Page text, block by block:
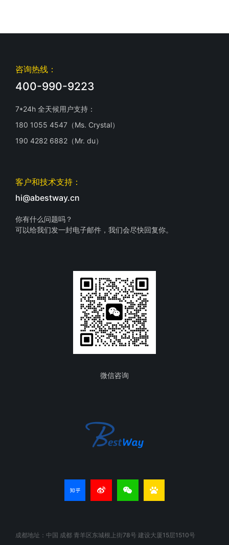
咨询热线：
400-990-9223
7*24h 全天候用户支持：
180 1055 4547（Ms. Crystal）
190 4282 6882（Mr. du）
客户和技术支持：
hi@abestway.cn
你有什么问题吗？
可以给我们发一封电子邮件，我们会尽快回复你。
微信咨询
成都地址：中国 成都 青羊区东城根上街78号 建设大厦15层1510号